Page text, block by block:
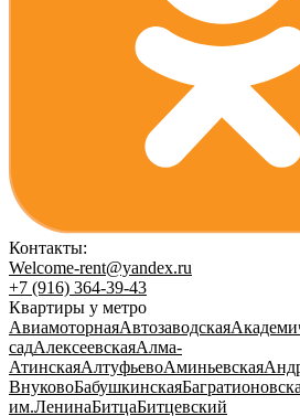
Контакты:
Welcome-rent@yandex.ru
+7 (916) 364-39-43
Квартиры у метро
АвиамоторнаяАвтозаводская
садАлексеевскаяАлма-
АтинскаяАлтуфьевоАминьевская
ВнуковоБабушкинская
им.ЛенинаБитцаБитцевский